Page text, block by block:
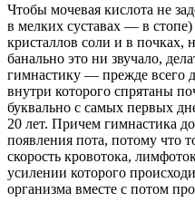
Чтобы мочевая кислота не
в мелких суставах — в
кристаллов соли и в почках,
банально это ни звучало,
гимнастику — прежде всего
внутри которого спрятаны
буквально с самых первых
20 лет. Причем гимнастика
появления пота, потому что
скорость кровотока,
усилении которого
организма вместе с потом